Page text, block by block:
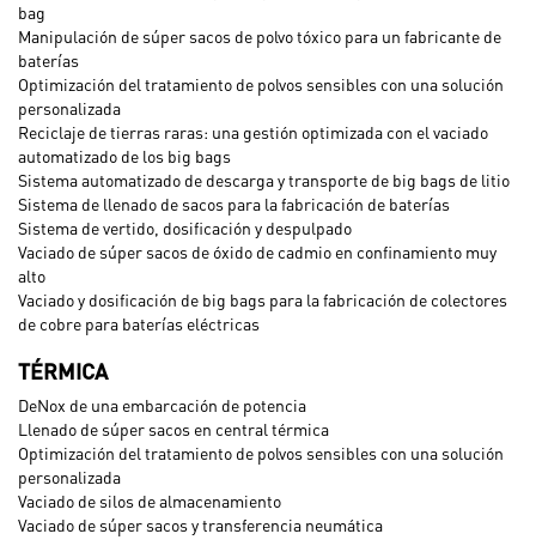
bag
Manipulación de súper sacos de polvo tóxico para un fabricante de
baterías
Optimización del tratamiento de polvos sensibles con una solución
personalizada
Reciclaje de tierras raras: una gestión optimizada con el vaciado
automatizado de los big bags
Sistema automatizado de descarga y transporte de big bags de litio
Sistema de llenado de sacos para la fabricación de baterías
Sistema de vertido, dosificación y despulpado
Vaciado de súper sacos de óxido de cadmio en confinamiento muy
alto
Vaciado y dosificación de big bags para la fabricación de colectores
de cobre para baterías eléctricas
TÉRMICA
DeNox de una embarcación de potencia
Llenado de súper sacos en central térmica
Optimización del tratamiento de polvos sensibles con una solución
personalizada
Vaciado de silos de almacenamiento
Vaciado de súper sacos y transferencia neumática